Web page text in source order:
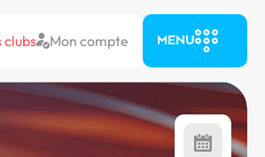
clubs Mon compte MENU